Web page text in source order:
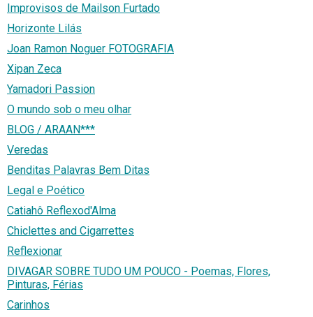
Improvisos de Mailson Furtado
Horizonte Lilás
Joan Ramon Noguer FOTOGRAFIA
Xipan Zeca
Yamadori Passion
O mundo sob o meu olhar
BLOG / ARAAN***
Veredas
Benditas Palavras Bem Ditas
Legal e Poético
Catiahô Reflexod'Alma
Chiclettes and Cigarrettes
Reflexionar
DIVAGAR SOBRE TUDO UM POUCO - Poemas, Flores,
Pinturas, Férias
Carinhos